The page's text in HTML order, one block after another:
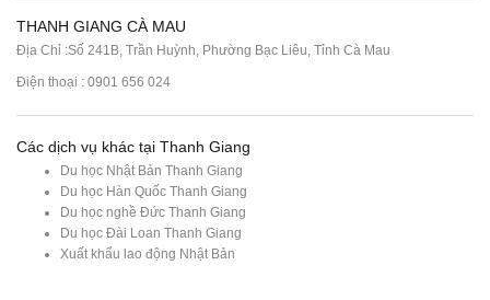
THANH GIANG CÀ MAU
Địa Chỉ :Số 241B, Trần Huỳnh, Phường Bạc Liêu, Tỉnh Cà Mau
Điện thoại : 0901 656 024
Các dịch vụ khác tại Thanh Giang
Du học Nhật Bản Thanh Giang
Du học Hàn Quốc Thanh Giang
Du học nghề Đức Thanh Giang
Du học Đài Loan Thanh Giang
Xuất khẩu lao động Nhật Bản